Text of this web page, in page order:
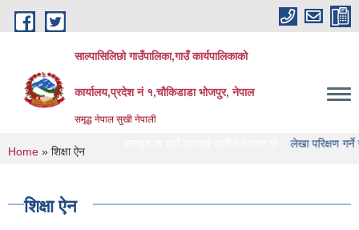
Skip to main content
साल्पासिलिछो गाउँपालिका,गाउँ कार्यपालिकाको
कार्यालय,प्रदेश नं १,चौकिडाडा भोजपुर, नेपाल
समृद्ध नेपाल सुखी नेपाली
गाउँपालिका को वेभसाइट मा यहाँ हरुलाई हार्दिक स्वागत छ लेखा परिक्षण गर्ने संस्था हरु
You are here
Home » शिक्षा ऐन
शिक्षा ऐन